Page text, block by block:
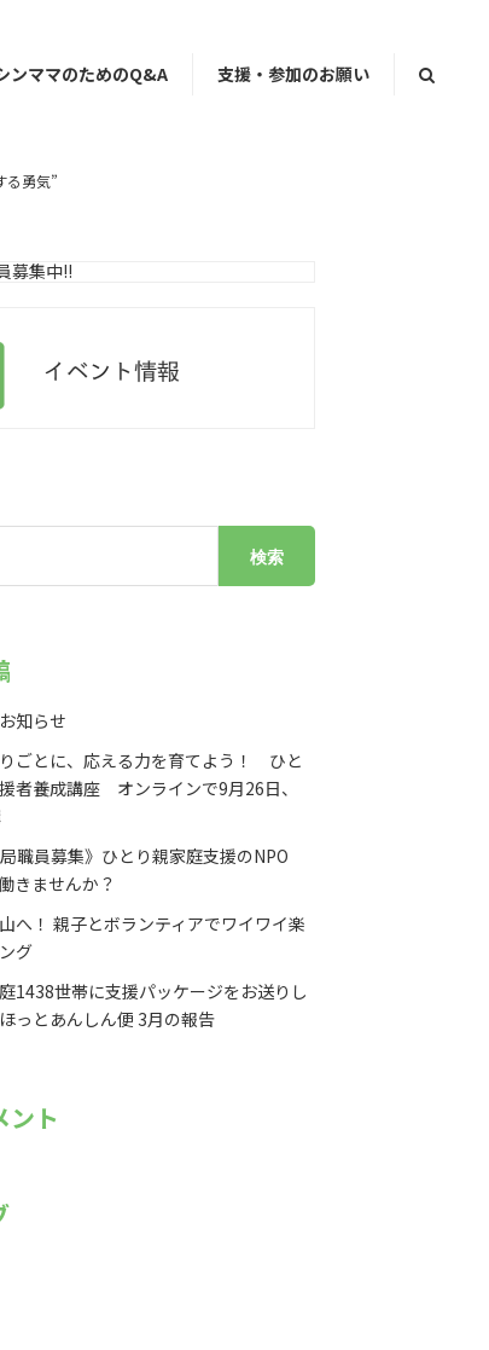
ンママのためのQ&A 支援・参加のお願い
る勇気”
知らせ
ごとに、応える力を育てよう！ ひと
者養成講座 オンラインで9月26日、
局職員募集》ひとり親家庭支援のNPO
きませんか？
へ！ 親子とボランティアでワイワイ楽
グ
1438世帯に支援パッケージをお送りし
っとあんしん便 3月の報告
ント